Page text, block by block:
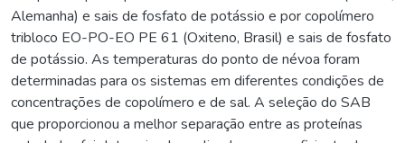
Alemanha) e sais de fosfato de potássio e por copolímero
tribloco EO-PO-EO PE 61 (Oxiteno, Brasil) e sais de fosfato
de potássio. As temperaturas do ponto de névoa foram
determinadas para os sistemas em diferentes condições de
concentrações de copolímero e de sal. A seleção do SAB
que proporcionou a melhor separação entre as proteínas